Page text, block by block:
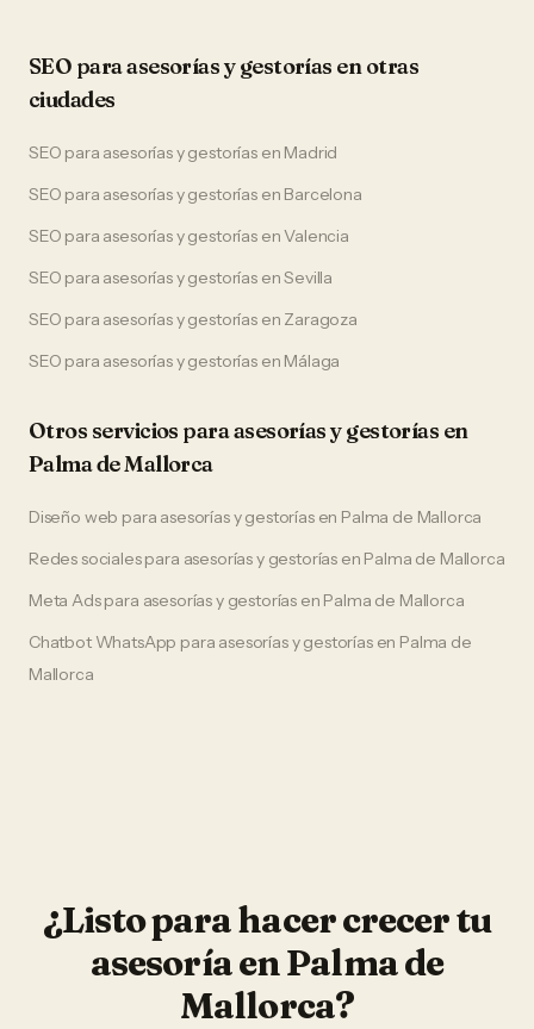
SEO paraasesorías y gestorías en otras
ciudades
SEO para asesorías y gestoríasen Madrid
SEO para asesorías y gestoríasen Barcelona
SEO para asesorías y gestoríasenValencia
SEO para asesorías y gestoríasenSevilla
SEO para asesorías y gestoríasen Zaragoza
SEO para asesorías y gestoríasen Málaga
Otros servicios paraasesorías y gestorías en
Palma de Mallorca
Diseño web para asesorías y gestoríasen Palma de Mallorca
Redes socialespara asesorías y gestorías en Palma de Mallorca
Meta Adspara asesorías y gestorías en Palma de Mallorca
Chatbot WhatsApp para asesorías y gestoríasen Palma de
Mallorca
¿Listo para hacer crecer tu
asesoríaenPalma de
Mallorca?